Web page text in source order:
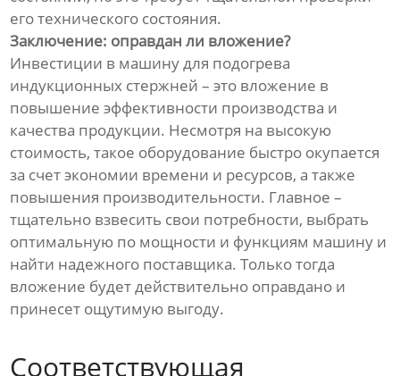
его технического состояния.
Заключение: оправдан ли вложение?
Инвестиции в машину для подогрева
индукционных стержней – это вложение в
повышение эффективности производства и
качества продукции. Несмотря на высокую
стоимость, такое оборудование быстро окупается
за счет экономии времени и ресурсов, а также
повышения производительности. Главное –
тщательно взвесить свои потребности, выбрать
оптимальную по мощности и функциям машину и
найти надежного поставщика. Только тогда
вложение будет действительно оправдано и
принесет ощутимую выгоду.
Соответствующая